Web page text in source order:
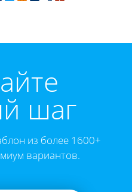
шаг
из более 1600+
вариантов.